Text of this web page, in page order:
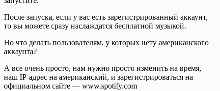
После запуска, если у вас есть зарегистрированный аккаунт,
то вы можете сразу наслаждатся бесплатной музыкой.
Но что делать пользователям, у которых нету американского
аккаунта?
А все очень просто, нам нужно просто изменить на время,
наш IP-адрес на американский, и зарегистрироваться на
официальном сайте — www.spotify.com